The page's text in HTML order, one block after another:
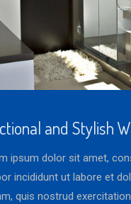
and Stylish
ipsum dolor sit amet,
incididunt ut labore et
quis nostrud